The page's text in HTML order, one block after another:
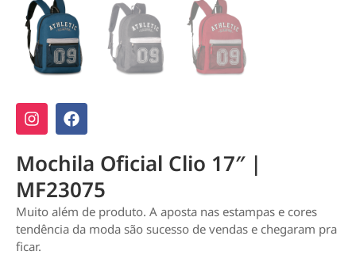
Mochila Oficial Clio 17″ |
MF23075
Muito além de produto. A aposta nas estampas e cores
tendência da moda são sucesso de vendas e chegaram pra
ficar.